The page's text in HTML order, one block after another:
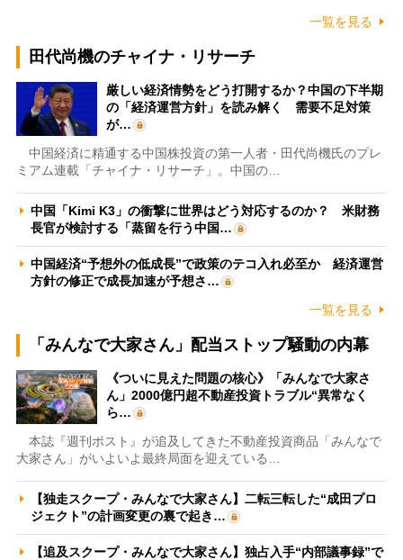
一覧を見る
田代尚機のチャイナ・リサーチ
厳しい経済情勢をどう打開するか？中国の下半期
の「経済運営方針」を読み解く 需要不足対策
が…
中国経済に精通する中国株投資の第一人者・田代尚機氏のプレ
ミアム連載「チャイナ・リサーチ」。中国の…
中国「Kimi K3」の衝撃に世界はどう対応するのか？ 米財務
長官が検討する「蒸留を行う中国…
中国経済“予想外の低成長”で政策のテコ入れ必至か 経済運営
方針の修正で成長加速が予想さ…
一覧を見る
「みんなで大家さん」配当ストップ騒動の内幕
《ついに見えた問題の核心》「みんなで大家さ
ん」2000億円超不動産投資トラブル“異常なく
ら…
本誌『週刊ポスト』が追及してきた不動産投資商品「みんなで
大家さん」がいよいよ最終局面を迎えている…
【独走スクープ・みんなで大家さん】二転三転した“成田プロ
ジェクト”の計画変更の裏で起き…
【追及スクープ・みんなで大家さん】独占入手“内部議事録”で